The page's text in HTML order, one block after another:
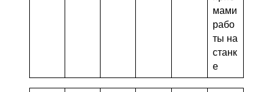
мами
рабо
ты на
станк
е